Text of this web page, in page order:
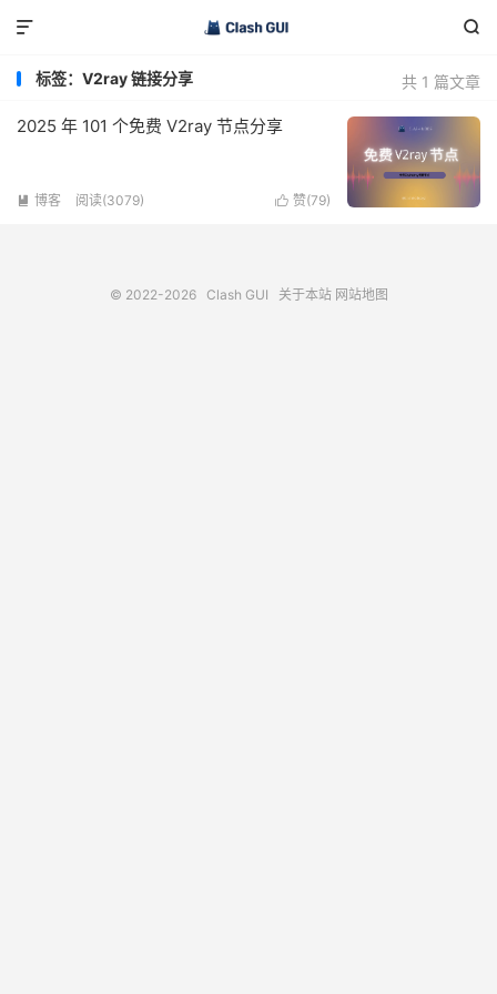


共 1 篇文章
标签：V2ray 链接分享
2025 年 101 个免费 V2ray 节点分享
 赞(79)
 博客 阅读(3079)
© 2022-2026 Clash GUI 关于本站 网站地图